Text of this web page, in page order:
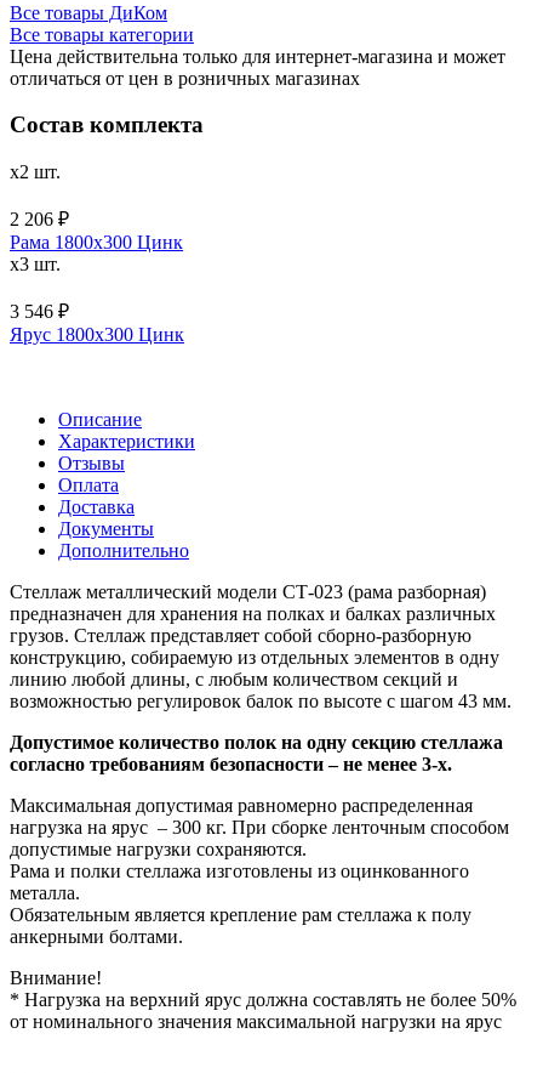
Все товары ДиКом
Все товары категории
Цена действительна только для интернет-магазина и может
отличаться от цен в розничных магазинах
Состав комплекта
x2 шт.
2 206 ₽
Рама 1800х300 Цинк
x3 шт.
3 546 ₽
Ярус 1800х300 Цинк
Описание
Характеристики
Отзывы
Оплата
Доставка
Документы
Дополнительно
Стеллаж металлический модели СТ-023 (рама разборная)
предназначен для хранения на полках и балках различных
грузов. Стеллаж представляет собой сборно-разборную
конструкцию, собираемую из отдельных элементов в одну
линию любой длины, с любым количеством секций и
возможностью регулировок балок по высоте с шагом 43 мм.
Допустимое количество полок на одну секцию стеллажа
согласно требованиям безопасности – не менее 3-х.
Максимальная допустимая равномерно распределенная
нагрузка на ярус – 300 кг. При сборке ленточным способом
допустимые нагрузки сохраняются.
Рама и полки стеллажа изготовлены из оцинкованного
металла.
Обязательным является крепление рам стеллажа к полу
анкерными болтами.
Внимание!
* Нагрузка на верхний ярус должна составлять не более 50%
от номинального значения максимальной нагрузки на ярус